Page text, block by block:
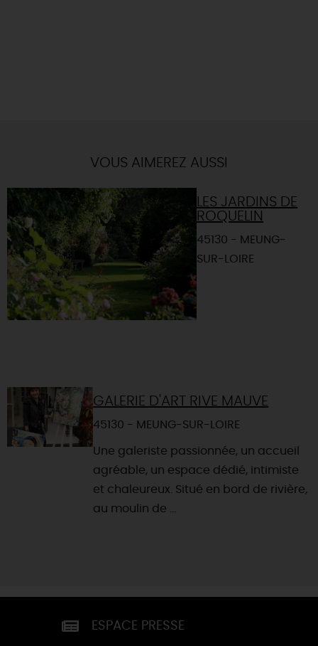
VOUS AIMEREZ AUSSI
LES JARDINS DE
ROQUELIN
45130 - MEUNG-
SUR-LOIRE
GALERIE D'ART RIVE MAUVE
45130 - MEUNG-SUR-LOIRE
Une galeriste passionnée, un accueil
agréable, un espace dédié, intimiste
et chaleureux. Situé en bord de rivière,
au moulin de ...
ESPACE PRESSE